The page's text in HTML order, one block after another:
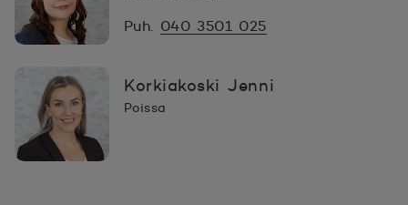
Puh. 040 3501 025
Korkiakoski Jenni
Poissa